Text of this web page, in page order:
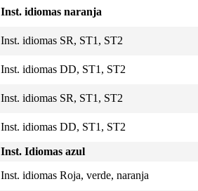
Inst. idiomas naranja
Inst. idiomas SR, ST1, ST2
Inst. idiomas DD, ST1, ST2
Inst. idiomas SR, ST1, ST2
Inst. idiomas DD, ST1, ST2
Inst. Idiomas azul
Inst. idiomas Roja, verde, naranja